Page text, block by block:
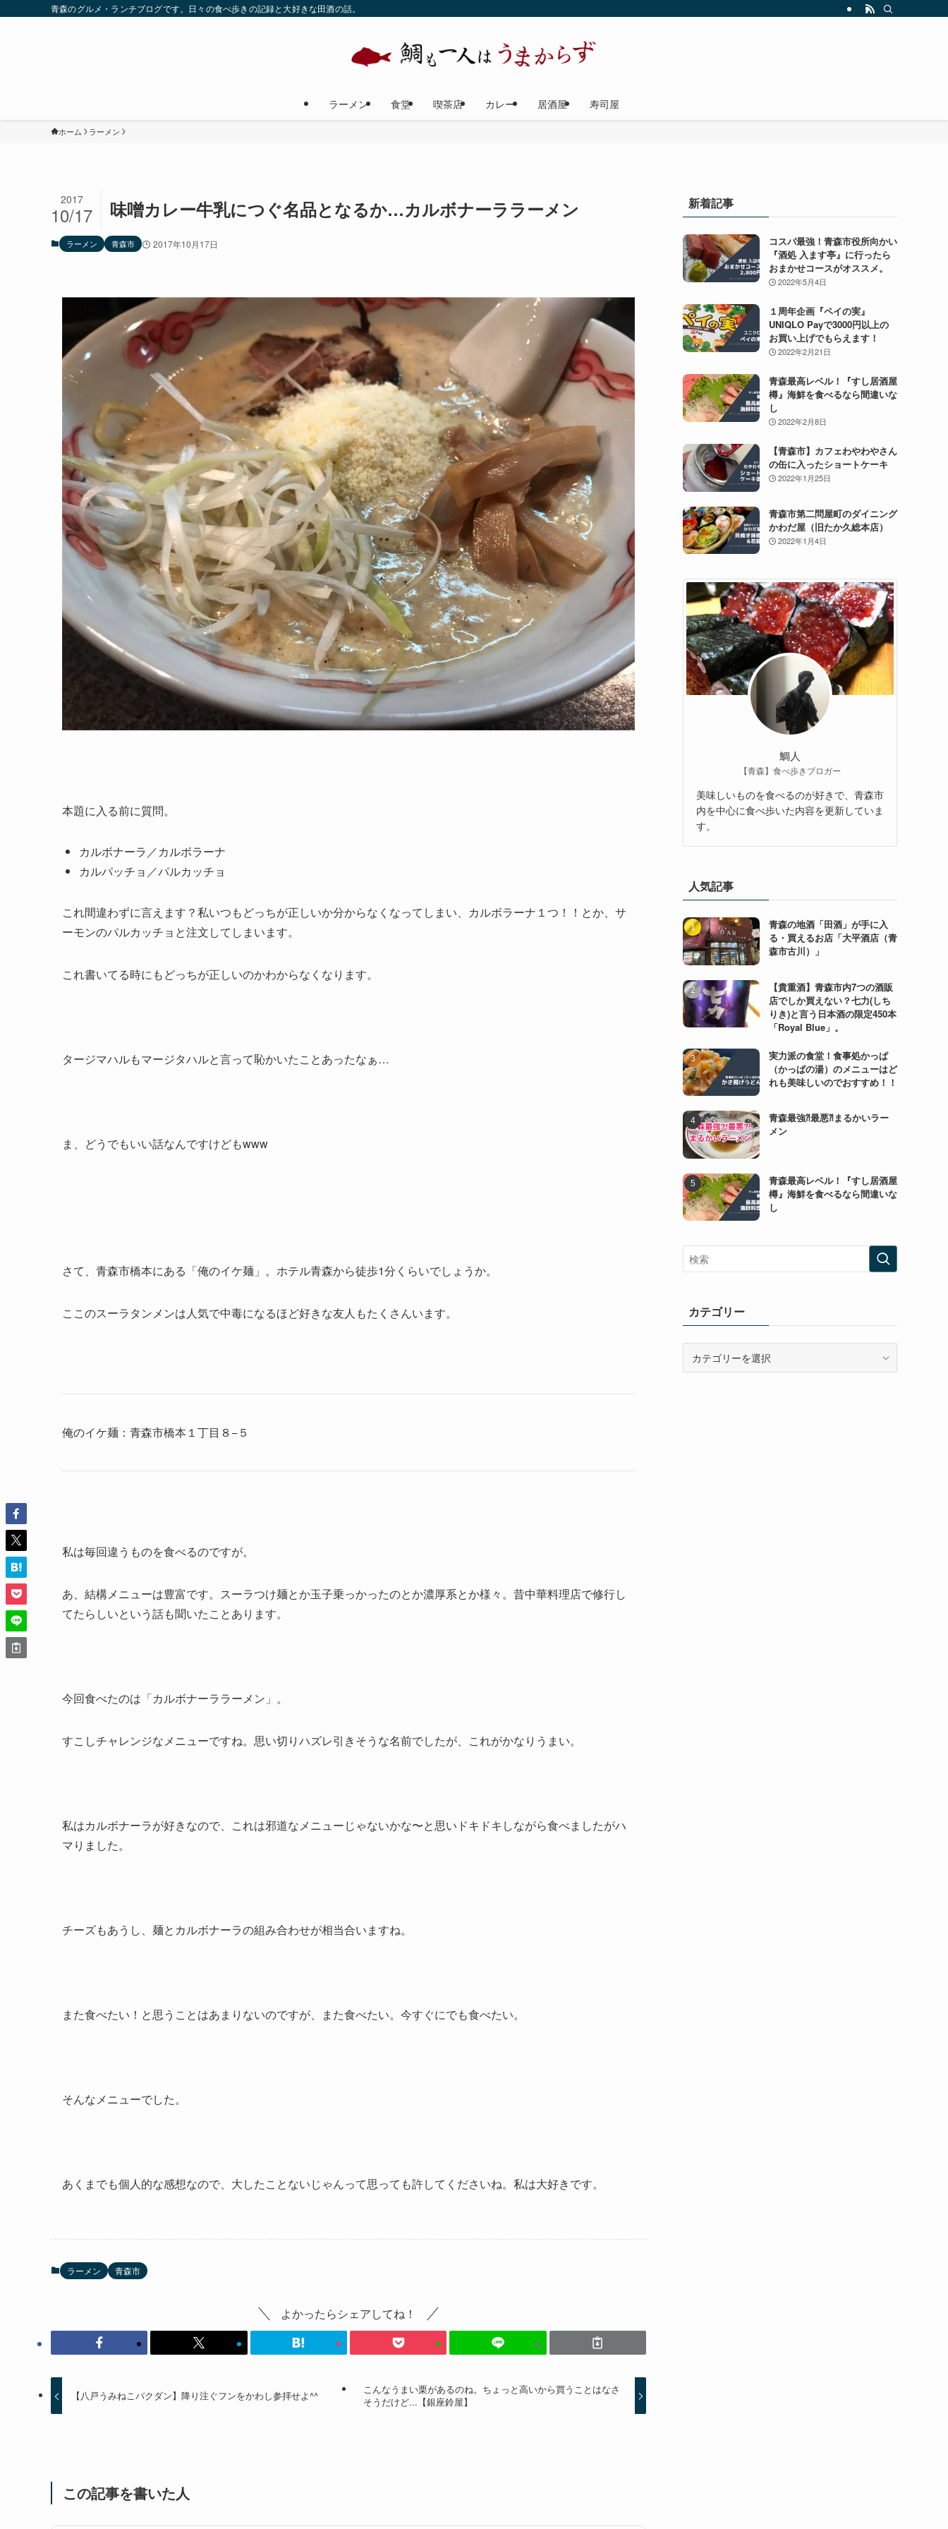
青森のグルメ・ランチブログです。日々の食べ歩きの記録と大好きな田酒の話。
ラーメン 食堂 喫茶店 カレー 居酒屋 寿司屋
ホーム ラーメン
味噌カレー牛乳につぐ名品となるか…カルボナーララーメン
2017
10/17
ラーメン 青森市 2017年10月17日
本題に入る前に質問。
カルボナーラ／カルボラーナ
カルパッチョ／パルカッチョ
これ間違わずに言えます？私いつもどっちが正しいか分からなくなってしまい、カルボラーナ１つ！！とか、サ
ーモンのパルカッチョと注文してしまいます。
これ書いてる時にもどっちが正しいのかわからなくなります。
タージマハルもマージタハルと言って恥かいたことあったなぁ…
ま、どうでもいい話なんですけどもwww
さて、青森市橋本にある「俺のイケ麺」。ホテル青森から徒歩1分くらいでしょうか。
ここのスーラタンメンは人気で中毒になるほど好きな友人もたくさんいます。
俺のイケ麺：青森市橋本１丁目８−５
私は毎回違うものを食べるのですが。
あ、結構メニューは豊富です。スーラつけ麺とか玉子乗っかったのとか濃厚系とか様々。昔中華料理店で修行し
てたらしいという話も聞いたことあります。
今回食べたのは「カルボナーララーメン」。
すこしチャレンジなメニューですね。思い切りハズレ引きそうな名前でしたが、これがかなりうまい。
私はカルボナーラが好きなので、これは邪道なメニューじゃないかな〜と思いドキドキしながら食べましたがハ
マりました。
チーズもあうし、麺とカルボナーラの組み合わせが相当合いますね。
また食べたい！と思うことはあまりないのですが、また食べたい。今すぐにでも食べたい。
そんなメニューでした。
あくまでも個人的な感想なので、大したことないじゃんって思っても許してくださいね。私は大好きです。
ラーメン 青森市
よかったらシェアしてね！
【八戸うみねこバクダン】降り注ぐフンをかわし参拝せよ^^
こんなうまい栗があるのね。ちょっと高いから買うことはなさ
そうだけど...【銀座鈴屋】
この記事を書いた人
新着記事
コスパ最強！青森市役所向かい
『酒処 入ます亭』に行ったら
おまかせコースがオススメ。
2022年5月4日
１周年企画『ペイの実』
UNIQLO Payで3000円以上の
お買い上げでもらえます！
2022年2月21日
青森最高レベル！『すし居酒屋
樽』海鮮を食べるなら間違いな
し
2022年2月8日
【青森市】カフェわやわやさん
の缶に入ったショートケーキ
2022年1月25日
青森市第二問屋町のダイニング
かわだ屋（旧たか久総本店）
2022年1月4日
鯛人
【青森】食べ歩きブロガー
美味しいものを食べるのが好きで、青森市
内を中心に食べ歩いた内容を更新していま
す。
人気記事
青森の地酒「田酒」が手に入
る・買えるお店「大平酒店（青
森市古川）」
【貴重酒】青森市内7つの酒販
店でしか買えない？七力(しち
りき)と言う日本酒の限定450本
「Royal Blue」。
実力派の食堂！食事処かっぱ
（かっぱの湯）のメニューはど
れも美味しいのでおすすめ！！
青森最強⁈最悪⁈まるかいラー
メン
青森最高レベル！『すし居酒屋
樽』海鮮を食べるなら間違いな
し
カテゴリー